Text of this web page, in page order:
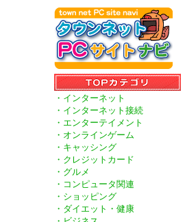
・インターネット
・インターネット接続
・エンターテイメント
・オンラインゲーム
・キャッシング
・クレジットカード
・グルメ
・コンピュータ関連
・ショッピング
・ダイエット・健康